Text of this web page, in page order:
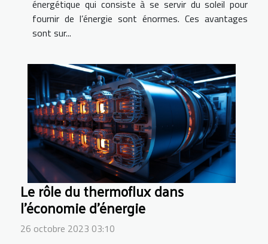
énergétique qui consiste à se servir du soleil pour
fournir de l’énergie sont énormes. Ces avantages
sont sur...
Le rôle du thermoflux dans
l'économie d'énergie
26 octobre 2023 03:10